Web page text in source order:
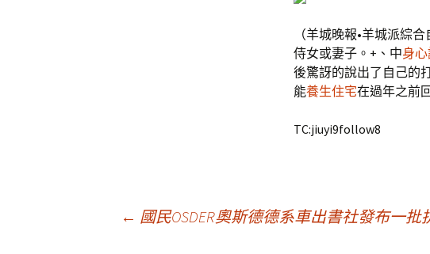
（羊城晚報•羊城派綜合
侍女或妻子。+、中身
後驚訝的說出了自己的
能養生住宅在過年之前
TC:jiuyi9follow8
← 國民OSDER奧斯德德系車出書社發布一